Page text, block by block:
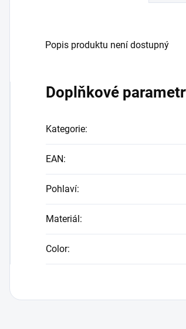
Popis produktu není dostupný
Doplňkové
Kategorie:
EAN:
Pohlaví:
Materiál:
Color: